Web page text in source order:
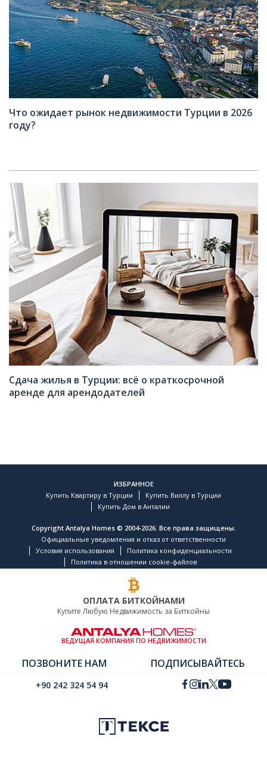
Что ожидает рынок недвижимости Турции в 2026
году?
Сдача жилья в Турции: всё о краткосрочной
аренде для арендодателей
ИЗБРАННОЕ
Купить Квартиру в Турции
Купить Виллу в Турции
Купить Дом в Анталии
Copyright Antalya Homes © 2004-2026. Все права защищены.
Официальные уведомления и отказ от ответственности
Условия использования
Политика конфиденциальности
Политика в отношении cookie-файлов
ОПЛАТА БИТКОЙНАМИ
Купите Любую Недвижимость за Биткойны
ВЕДУЩАЯ КОМПАНИЯ ПО НЕДВИЖИМОСТИ
ПОЗВОНИТЕ НАМ ПОДПИСЫВАЙТЕСЬ
+90 242 324 54 94